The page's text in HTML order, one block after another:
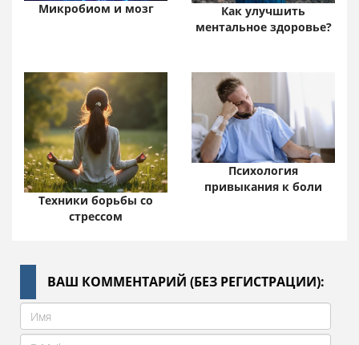
Микробиом и мозг
Как улучшить
ментальное здоровье?
Техники борьбы со
стрессом
Психология
привыкания к боли
ВАШ КОММЕНТАРИЙ (БЕЗ РЕГИСТРАЦИИ):